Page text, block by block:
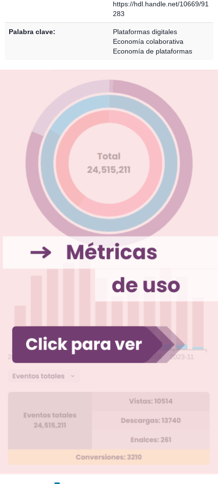
https://hdl.handle.net/10669/91
283
Palabra clave:
Plataformas digitales
Economía colaborativa
Economía de plataformas